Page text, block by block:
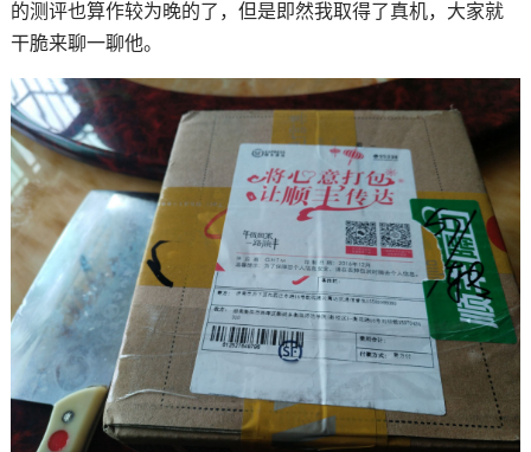
的测评也算作较为晚的了，但是即然我取得了真机，大家就
干脆来聊一聊他。